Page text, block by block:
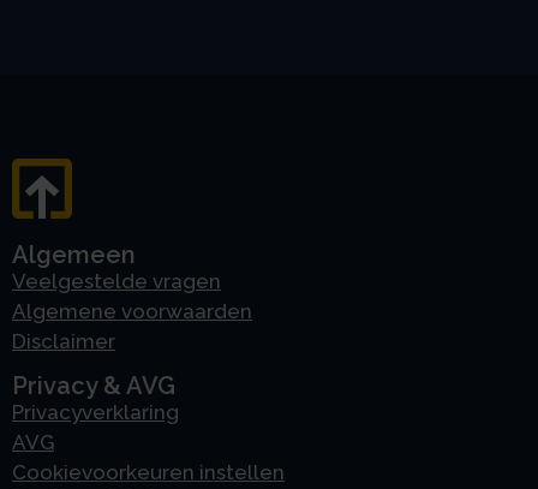
Algemeen
Veelgestelde vragen
Algemene voorwaarden
Disclaimer
Privacy & AVG
Privacyverklaring
AVG
Cookievoorkeuren instellen